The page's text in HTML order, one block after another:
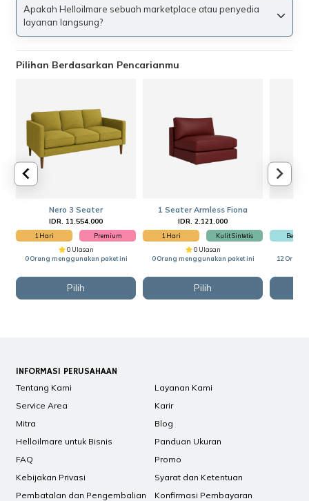
Apakah Helloilmare sebuah marketplace atau penyedia
layanan langsung?
Pilihan Berdasarkan Pencarianmu
Nero 3 Seater
IDR. 11.554.000
1 Hari
Premium
0 Ulasan
0 Orang menggunakan paket ini
Pilih
1 Seater Armless Fiona
IDR. 2.121.000
1 Hari
Kulit Sintetis
0 Ulasan
0 Orang menggunakan paket ini
Pilih
12 Orang
INFORMASI PERUSAHAAN
Tentang Kami
Layanan Kami
Service Area
Karir
Mitra
Blog
Helloilmare untuk Bisnis
Panduan Ukuran
FAQ
Promo
Kebijakan Privasi
Syarat dan Ketentuan
Pembatalan dan Pengembalian
Konfirmasi Pembayaran